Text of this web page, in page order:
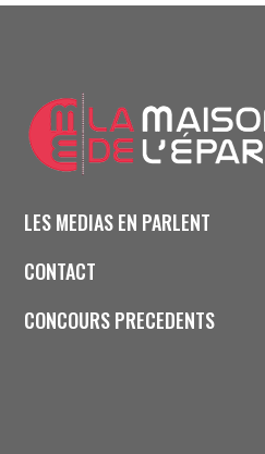
LES MEDIAS EN PARLENT
CONTACT
CONCOURS PRECEDENTS